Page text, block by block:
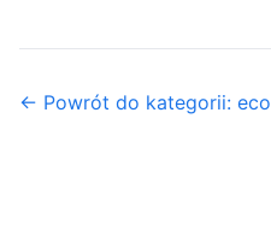
← Powrót do kategorii: eco